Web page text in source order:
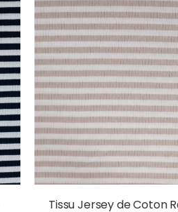
Tissu Jersey de Coton